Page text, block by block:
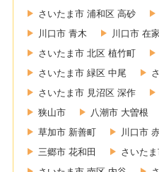
さいたま市 浦和区 高砂
川口市 青木
川口市 在
さいたま市 北区 植竹町
さいたま市 緑区 中尾
さいたま市 見沼区 深作
狭山市
八潮市 大曽根
草加市 新善町
川口市
三郷市 花和田
さいた